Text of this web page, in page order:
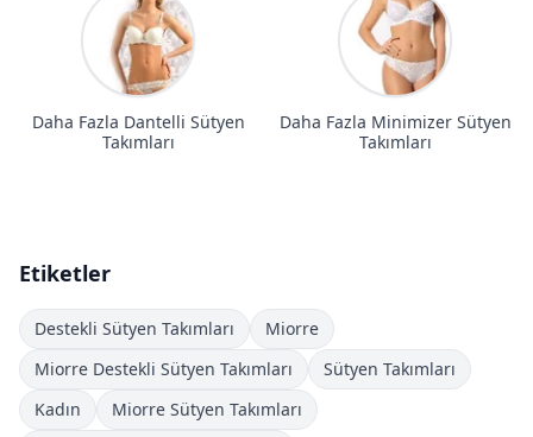
Daha Fazla Dantelli Sütyen
Takımları
Daha Fazla Minimizer Sütyen
Takımları
Etiketler
Destekli Sütyen Takımları
Miorre
Miorre Destekli Sütyen Takımları
Sütyen Takımları
Kadın
Miorre Sütyen Takımları